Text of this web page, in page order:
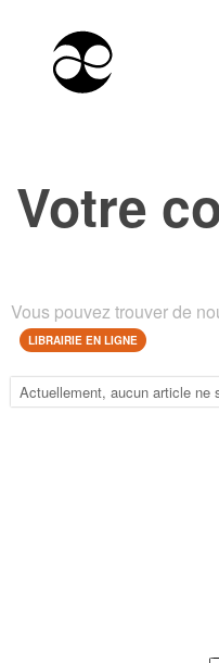
Votre
Vous pouvez trouver de
LIBRAIRIE EN LIGNE
Actuellement, aucun article ne